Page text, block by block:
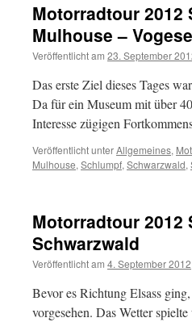
Motorradtour 2012
Mulhouse –
Veröffentlicht am 23. September
Das erste Ziel dieses Tages
Da für ein Museum mit über
Interesse zügigen
Veröffentlicht unterAllgemeines,
Mulhouse, Schlumpf, Schwarzwald,
Motorradtour 2012
Schwarzwald
Veröffentlicht am 4. September 2012
Bevor es Richtung Elsass
vorgesehen. Das Wetter